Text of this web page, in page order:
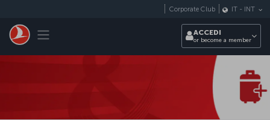
Toggle navigation
Corporate Club IT - INT
ACCEDI
or become a member